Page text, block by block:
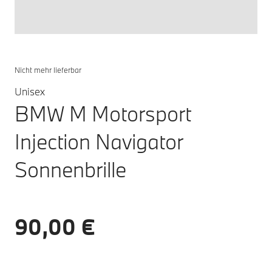
Nicht mehr lieferbar
Unisex
BMW M Motorsport
Injection Navigator
Sonnenbrille
90,00 €